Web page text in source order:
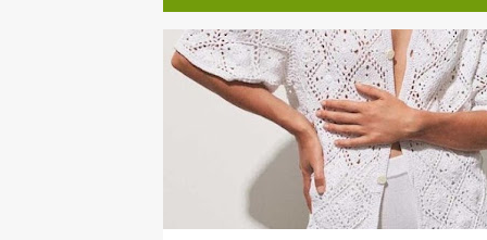
P
CROCHETIKNITTING HANDMADE